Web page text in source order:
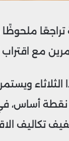
ملحوظًا
مع
الثلاثاء
أسعار الفائدة
تكاليف